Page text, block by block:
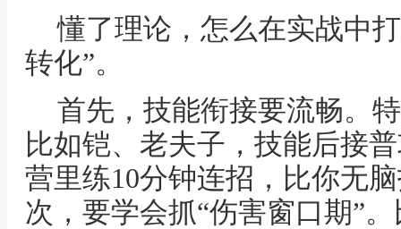
懂了理论，怎么在实战中
转化”。
首先，技能衔接要流畅。
比如铠、老夫子，技能后接
营里练10分钟连招，比你无
次，要学会抓“伤害窗口期”